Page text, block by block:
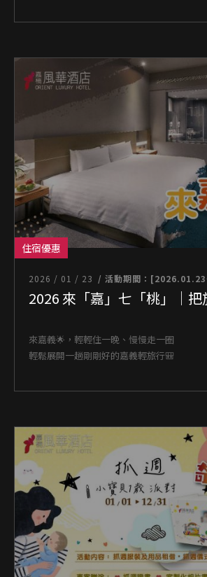
住宿優惠
2026 / 01 / 23 / 活動期間：
2026 來「嘉」七「桃」｜把
來嘉義🌟，輕輕住一晚、慢慢走一圈
輕鬆展開一趟剛剛好的嘉義輕旅行🎒